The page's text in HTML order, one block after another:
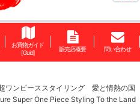
お買物ガイド
[Guid]
販売店概要 問い合わせ
ンピーススタイリング 愛と情熱の国
Super One Piece Styling To the Land